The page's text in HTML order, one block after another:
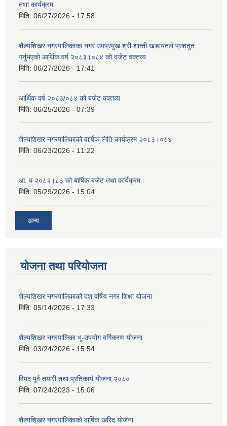
तथा कार्यक्रम
मिति: 06/27/2026 - 17:58
शैल्यशिखर नगरपालिकाका नगर उपप्रमुख श्री शान्ती खडायतले प्रशतुत
गर्नुभएको आर्थिक वर्ष २०८३।०८४ को वजेट वक्तव्य
मिति: 06/27/2026 - 17:41
आर्थिक वर्ष २०८३/०८४ को बजेट वक्तव्य
मिति: 06/25/2026 - 07:39
शैल्यशिखर नगरपालिकाको वार्षिक निति कार्यक्रम २०८३।०८४
मिति: 06/23/2026 - 11:22
आ. व २०८२।८३ को बार्षिक बजेट तथा कार्यक्रम
मिति: 05/29/2026 - 15:04
अन्य
योजना तथा परियोजना
शैल्यशिखर नगरपालिकाको दश वर्षिय नगर शिक्षा योजना
मिति: 05/14/2026 - 17:33
शैल्यशिखर नगरपालिका भू-उपयोग वर्गिकरण योजना
मिति: 03/24/2026 - 15:54
विपद पूर्व तयारी तथा प्रतिकार्य योजना २०८०
मिति: 07/24/2023 - 15:06
शैल्यशिखर नगरपालिकाको वार्षिक खरिद योजना